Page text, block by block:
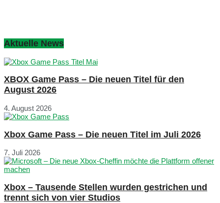
Aktuelle News
XBOX Game Pass – Die neuen Titel für den
August 2026
4. August 2026
Xbox Game Pass – Die neuen Titel im Juli 2026
7. Juli 2026
Xbox – Tausende Stellen wurden gestrichen und
trennt sich von vier Studios